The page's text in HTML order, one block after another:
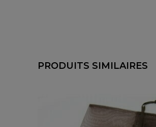
PRODUITS SIMILAIRES